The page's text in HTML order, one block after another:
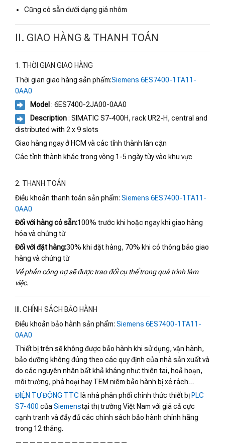
Cũng có sẵn dưới dạng giá nhôm
II. GIAO HÀNG & THANH TOÁN
1. THỜI GIAN GIAO HÀNG
Thời gian giao hàng sản phẩm:Siemens 6ES7400-1TA11-
0AA0
Model : 6ES7400-2JA00-0AA0
Description: SIMATIC S7-400H, rack UR2-H, central and
distributed with 2 x 9 slots
Giao hàng ngay ở HCM và các tỉnh thành lân cận
Các tỉnh thành khác trong vòng 1-5 ngày tùy vào khu vực
2. THANH TOÁN
Điều khoản thanh toán sản phẩm: Siemens 6ES7400-1TA11-
0AA0
Đối với hàng có sẵn:100% trước khi hoặc ngay khi giao hàng
hóa và chứng từ
Đối với đặt hàng:30% khi đặt hàng, 70% khi có thông báo giao
hàng và chứng từ
Về phần công nợ sẽ được trao đổi cụ thể trong quá trình làm
việc.
III. CHÍNH SÁCH BẢO HÀNH
Điều khoản bảo hành sản phẩm: Siemens 6ES7400-1TA11-
0AA0
Thiết bị trên sẽ không được bảo hành khi sử dụng, vận hành,
bảo dưỡng không đúng theo các quy định của nhà sản xuất và
do các nguyên nhân bất khả kháng như: thiên tai, hoả hoạn,
môi trường, phá hoại hay TEM niêm bảo hành bị xé rách…
ĐIỆN TỰ ĐỘNG TTC là nhà phân phối chính thức thiết bịPLC
S7-400 của Siemenstại thị trường Việt Nam với giá cả cực
cạnh tranh và đầy đủ các chính sách bảo hành chính hãng
trong 12 tháng.
————————————————